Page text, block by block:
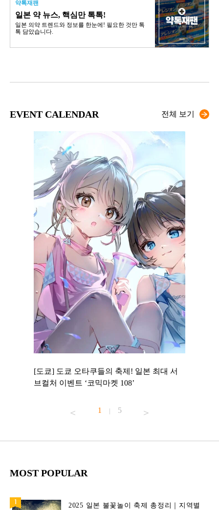
약톡재팬
일본 약 뉴스, 핵심만 톡톡!
일본 의약 트렌드와 정보를 한눈에! 필요한 것만 톡
톡 담았습니다.
EVENT CALENDAR 전체 보기
[도쿄] 도쿄 오타쿠들의 축제! 일본 최대 서
브컬처 이벤트 ‘코믹마켓 108’
1 | 5
MOST POPULAR
2025 일본 불꽃놀이 축제 총정리｜지역별